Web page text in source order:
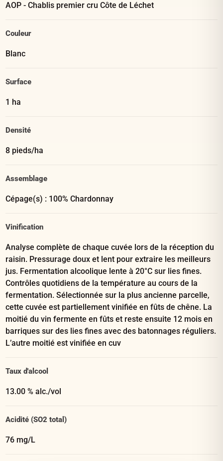
AOP - Chablis premier cru Côte de Léchet
Couleur
Blanc
Surface
1 ha
Densité
8 pieds/ha
Assemblage
Cépage(s) : 100% Chardonnay
Vinification
Analyse complète de chaque cuvée lors de la réception du
raisin. Pressurage doux et lent pour extraire les meilleurs
jus. Fermentation alcoolique lente à 20°C sur lies fines.
Contrôles quotidiens de la température au cours de la
fermentation. Sélectionnée sur la plus ancienne parcelle,
cette cuvée est partiellement vinifiée en fûts de chêne. La
moitié du vin fermente en fûts et reste ensuite 12 mois en
barriques sur des lies fines avec des batonnages réguliers.
L’autre moitié est vinifiée en cuv
Taux d'alcool
13.00 % alc./vol
Acidité (SO2 total)
76 mg/L